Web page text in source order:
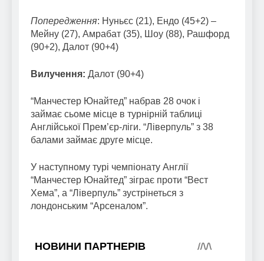
Попередження: Нуньєс (21), Ендо (45+2) –
Мейну (27), Амрабат (35), Шоу (88), Рашфорд
(90+2), Далот (90+4)
Вилучення: Далот (90+4)
“Манчестер Юнайтед” набрав 28 очок і
займає сьоме місце в турнірній таблиці
Англійської Прем’єр-ліги. “Ліверпуль” з 38
балами займає друге місце.
У наступному турі чемпіонату Англії
“Манчестер Юнайтед” зіграє проти “Вест
Хема”, а “Ліверпуль” зустрінеться з
лондонським “Арсеналом”.